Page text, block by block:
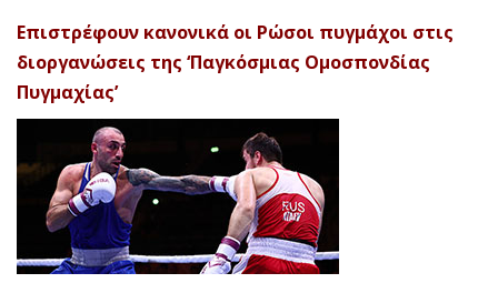
Επιστρέφουν κανονικά οι Ρώσοι πυγμάχοι στις
διοργανώσεις της ‘Παγκόσμιας Ομοσπονδίας
Πυγμαχίας’